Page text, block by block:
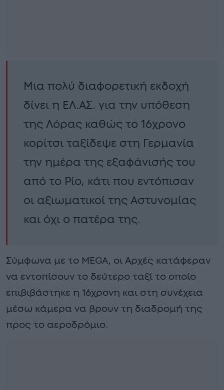
Μια πολύ διαφορετική εκδοχή
δίνει η ΕΛ.ΑΣ. για την υπόθεση
της Λόρας καθώς το 16χρονο
κορίτσι ταξίδεψε στη Γερμανία
την ημέρα της εξαφάνισής του
από το Ρίο, κάτι που εντόπισαν
οι αξιωματικοί της Αστυνομίας
και όχι ο πατέρα της.
Σύμφωνα με το MEGA, οι Αρχές κατάφεραν
να εντοπίσουν το δεύτερο ταξί το οποίο
επιβιβάστηκε η 16χρονη και στη συνέχεια
μέσω κάμερα να βρουν τη διαδρομή της
προς το αεροδρόμιο.